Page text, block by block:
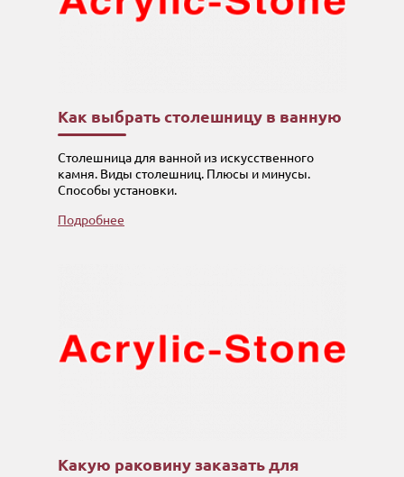
Как выбрать столешницу в ванную
Столешница для ванной из искусственного
камня. Виды столешниц. Плюсы и минусы.
Способы установки.
Подробнее
Какую раковину заказать для